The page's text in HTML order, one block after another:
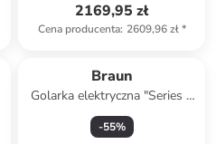
2169,95 zł
Cena producenta: 2609,96 zł*
Braun
Golarka elektryczna "Series 7
72-G1200s" w kolorze
czarnym
-55%